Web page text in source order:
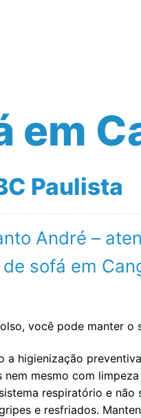
em
Paulista
André –
sofá em
você pode manter o
higienização
mesmo com
respiratório e não
e resfriados.